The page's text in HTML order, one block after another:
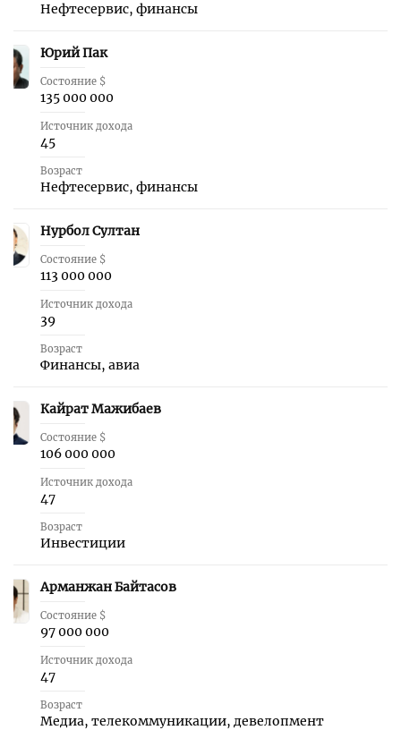
Нефтесервис, финансы
44 Юрий Пак
Состояние $
135 000 000
Источник дохода
45
Возраст
Нефтесервис, финансы
45 Нурбол Султан
Состояние $
113 000 000
Источник дохода
39
Возраст
Финансы, авиа
46 Кайрат Мажибаев
Состояние $
106 000 000
Источник дохода
47
Возраст
Инвестиции
47 Арманжан Байтасов
Состояние $
97 000 000
Источник дохода
47
Возраст
Медиа, телекоммуникации, девелопмент